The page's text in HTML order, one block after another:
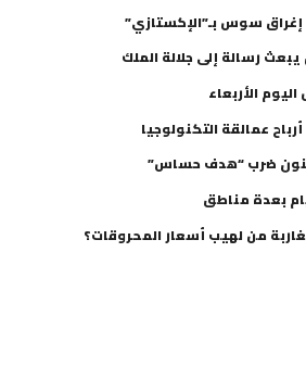
إغراق سوس بـ”الإكستازي”
يبعث رسالة إلى جلالة الملك
الأربعاء
عمالقة التكنولوجيا
ضرب “هدف حساس”
من لهيب أسعار المحروقات؟